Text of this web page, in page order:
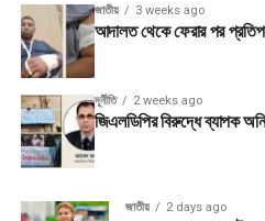
জাতীয় 3 weeks ago
আদালত থেকে ফেরার পর
দূর্নীতি 2 weeks ago
জিএলডিপির বিরুদ্ধে ব্যাপক
জাতীয় 2 days ago